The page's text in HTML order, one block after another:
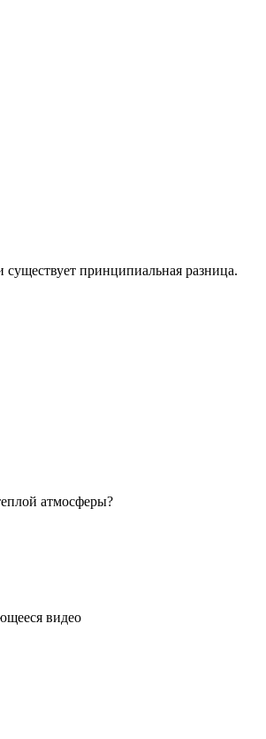
принципиальная разница.
атмосферы?
видео